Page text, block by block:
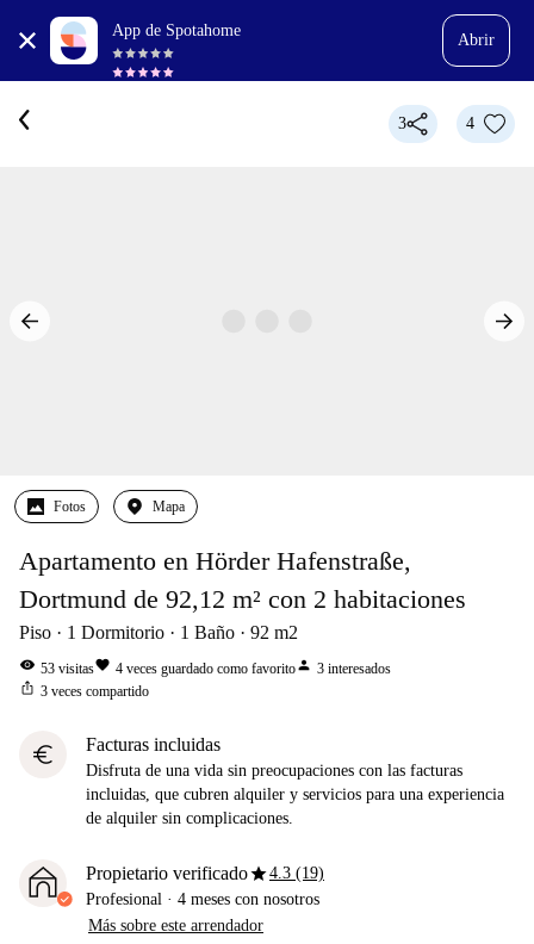
App de Spotahome
Abrir
3 4
Fotos Mapa
Apartamento en Hörder Hafenstraße,
Dortmund de 92,12 m² con 2 habitaciones
Piso 1 Dormitorio 1 Baño 92 m2
visibility 53 visitasfavorite 4 veces guardado como favoritoperson 3 interesados
ios_share 3 veces compartido
euro Facturas incluidas
Disfruta de una vida sin preocupaciones con las facturas
incluidas, que cubren alquiler y servicios para una experiencia
de alquiler sin complicaciones.
Propietario verificadostar4.3 (19)
Profesional · 4 meses con nosotros
Más sobre este arrendador